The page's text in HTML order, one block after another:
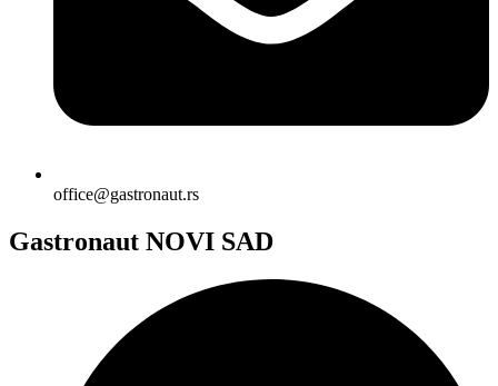
office@gastronaut.rs
Gastronaut NOVI SAD